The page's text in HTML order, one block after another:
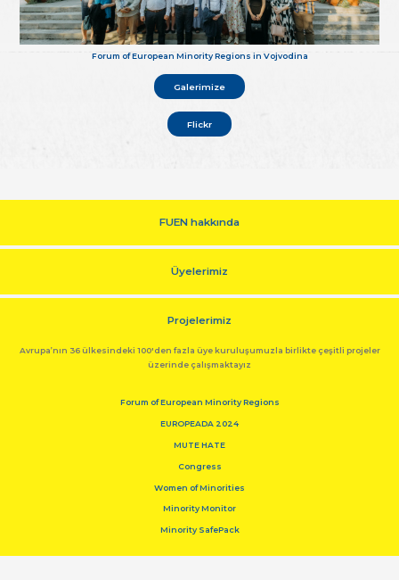
Forum of European Minority Regions in Vojvodina
Galerimize
Flickr
FUEN hakkında
Üyelerimiz
Projelerimiz
Avrupa’nın 36 ülkesindeki 100'den fazla üye kuruluşumuzla birlikte çeşitli projeler
üzerinde çalışmaktayız
Forum of European Minority Regions
EUROPEADA 2024
MUTE HATE
Congress
Women of Minorities
Minority Monitor
Minority SafePack